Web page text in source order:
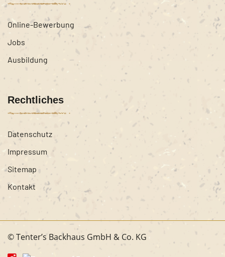
Online-Bewerbung
Jobs
Ausbildung
Rechtliches
Datenschutz
Impressum
Sitemap
Kontakt
© Tenter’s Backhaus GmbH & Co. KG